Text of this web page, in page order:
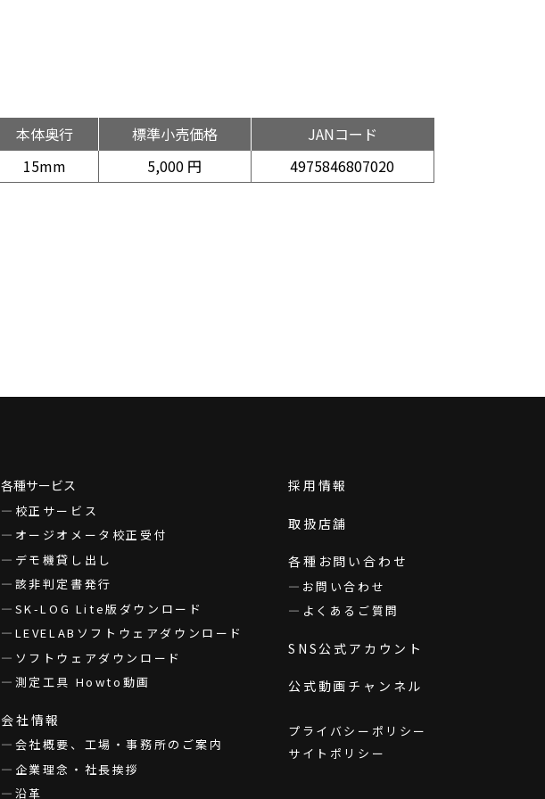
本体奥行 標準小売価格
JANコード
15mm 5,000 円 4975846807020
各種サービス
校正サービス
オージオメータ校正受付
デモ機貸し出し
該非判定書発行
SK-LOG Lite版ダウンロード
LEVELABソフトウェアダウンロード
ソフトウェアダウンロード
測定工具 Howto動画
会社情報
会社概要、工場・事務所のご案内
企業理念・社長挨拶
沿革
採用情報
取扱店舗
各種お問い合わせ
お問い合わせ
よくあるご質問
SNS公式アカウント
公式動画チャンネル
プライバシーポリシー
サイトポリシー